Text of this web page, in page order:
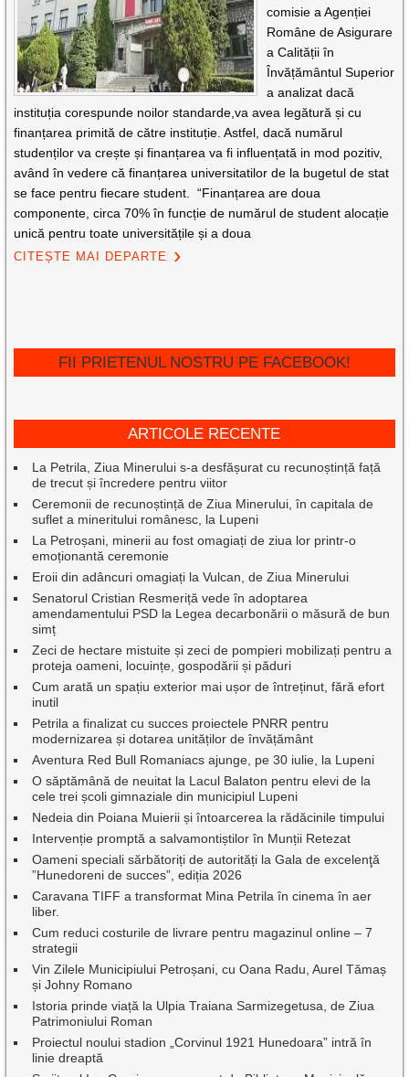
comisie a Agenției
Române de Asigurare
a Calității în
Învățământul Superior
a analizat dacă
instituția corespunde noilor standarde,va avea legătură și cu
finanțarea primită de către instituție. Astfel, dacă numărul
studenților va crește și finanțarea va fi influențată in mod pozitiv,
având în vedere că finanțarea universitatilor de la bugetul de stat
se face pentru fiecare student. “Finanțarea are doua
componente, circa 70% în funcție de numărul de student alocație
unică pentru toate universitățile și a doua
CITEȘTE MAI DEPARTE
FII PRIETENUL NOSTRU PE FACEBOOK!
ARTICOLE RECENTE
La Petrila, Ziua Minerului s-a desfășurat cu recunoștință față
de trecut și încredere pentru viitor
Ceremonii de recunoștință de Ziua Minerului, în capitala de
suflet a mineritului românesc, la Lupeni
La Petroșani, minerii au fost omagiați de ziua lor printr-o
emoționantă ceremonie
Eroii din adâncuri omagiați la Vulcan, de Ziua Minerului
Senatorul Cristian Resmeriță vede în adoptarea
amendamentului PSD la Legea decarbonării o măsură de bun
simț
Zeci de hectare mistuite și zeci de pompieri mobilizați pentru a
proteja oameni, locuințe, gospodării și păduri
Cum arată un spațiu exterior mai ușor de întreținut, fără efort
inutil
Petrila a finalizat cu succes proiectele PNRR pentru
modernizarea și dotarea unităților de învățământ
Aventura Red Bull Romaniacs ajunge, pe 30 iulie, la Lupeni
O săptămână de neuitat la Lacul Balaton pentru elevi de la
cele trei școli gimnaziale din municipiul Lupeni
Nedeia din Poiana Muierii și întoarcerea la rădăcinile timpului
Intervenție promptă a salvamontiștilor în Munții Retezat
Oameni speciali sărbătoriți de autorități la Gala de excelenţă
”Hunedoreni de succes”, ediția 2026
Caravana TIFF a transformat Mina Petrila în cinema în aer
liber.
Cum reduci costurile de livrare pentru magazinul online – 7
strategii
Vin Zilele Municipiului Petroșani, cu Oana Radu, Aurel Tămaș
și Johny Romano
Istoria prinde viață la Ulpia Traiana Sarmizegetusa, de Ziua
Patrimoniului Roman
Proiectul noului stadion „Corvinul 1921 Hunedoara” intră în
linie dreaptă